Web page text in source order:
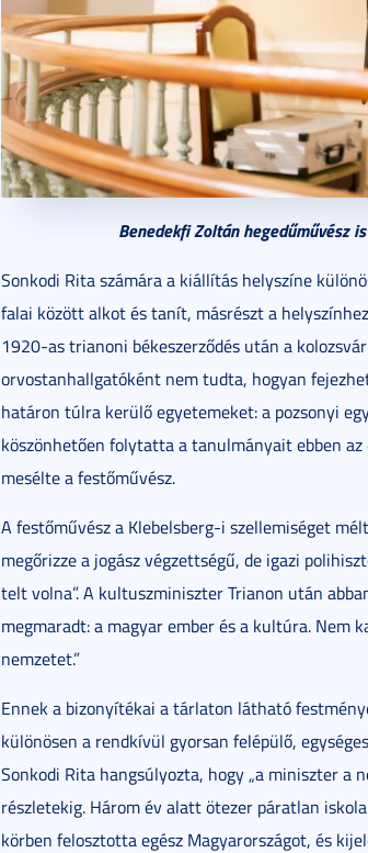
Benedekfi Zoltán hegedűművész
Sonkodi Rita számára a kiállítás helyszíne
falai között alkot és tanít, másrészt a
1920-as trianoni békeszerződés után a
orvostanhallgatóként nem tudta, hogyan
határon túlra kerülő egyetemeket: a pozsonyi
köszönhetően folytatta a tanulmányait ebben
mesélte a festőművész.
A festőművész a Klebelsberg-i szellemiséget
megőrizze a jogász végzettségű, de igazi
telt volna”. A kultuszminiszter Trianon után
megmaradt: a magyar ember és a kultúra. Nem
nemzetet.”
Ennek a bizonyítékai a tárlaton látható
különösen a rendkívül gyorsan felépülő,
Sonkodi Rita hangsúlyozta, hogy „a miniszter a
részletekig. Három év alatt ötezer páratlan
körben felosztotta egész Magyarországot, és